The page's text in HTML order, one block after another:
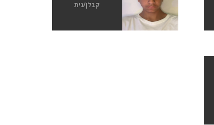
קבלן/נית